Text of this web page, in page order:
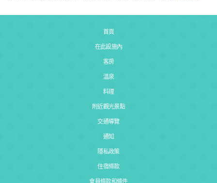
首頁
在此設施內
客房
溫泉
料理
附近觀光景點
交通導覽
通知
隱私政策
住宿條款
會員條款和條件